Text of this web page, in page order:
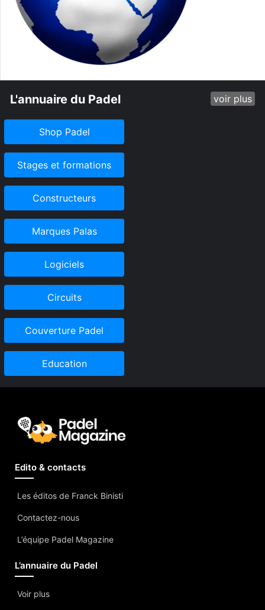
L'annuaire du Padel voir plus
Shop Padel
Stages et formations
Constructeurs
Marques Palas
Logiciels
Circuits
Couverture Padel
Education
Edito & contacts
Les éditos de Franck Binisti
Contactez-nous
L’équipe Padel Magazine
L’annuaire du Padel
Voir plus